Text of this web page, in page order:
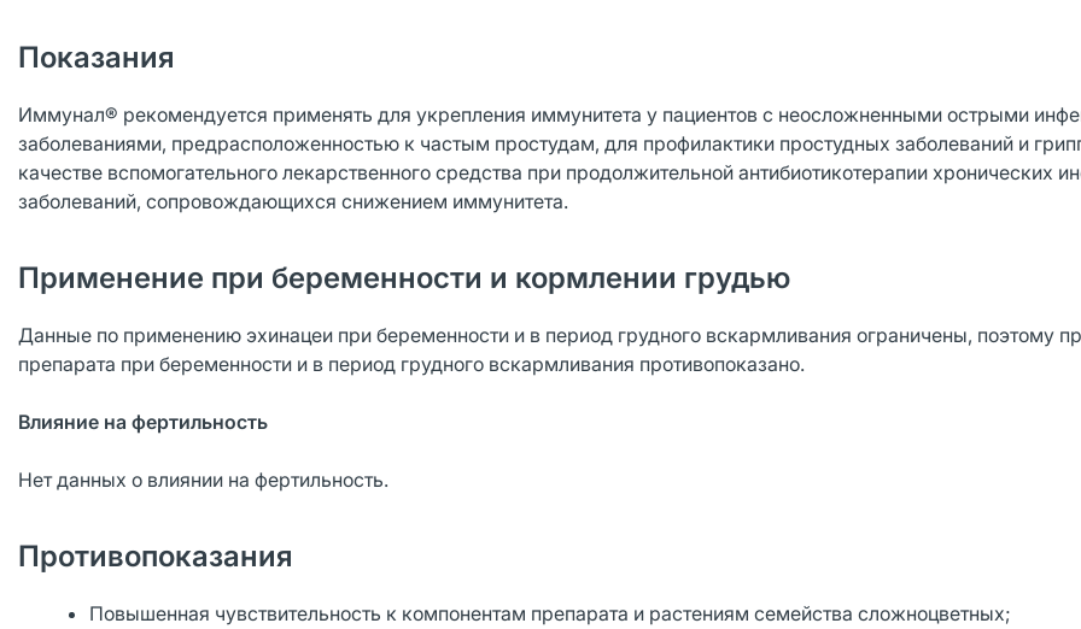
Показания
Иммунал® рекомендуется применять для укрепления иммунитета у пациентов с неосложненными острыми
заболеваниями, предрасположенностью к частым простудам, для профилактики простудных заболеваний и
качестве вспомогательного лекарственного средства при продолжительной антибиотикотерапии хронических
заболеваний, сопровождающихся снижением иммунитета.
Применение при беременности и кормлении грудью
Данные по применению эхинацеи при беременности и в период грудного вскармливания ограничены, поэтому
препарата при беременности и в период грудного вскармливания противопоказано.
Влияние на фертильность
Нет данных о влиянии на фертильность.
Противопоказания
Повышенная чувствительность к компонентам препарата и растениям семейства сложноцветных;